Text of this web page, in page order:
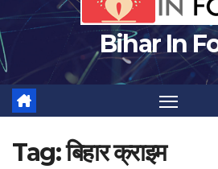
Bihar In
Tag:बिहार क्राइम